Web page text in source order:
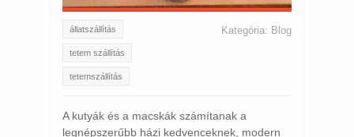
állatszállítás
tetem szállítás
tetemszállítás
Kategória: Blog
A kutyák és a macskák számítanak a
legnépszerűbb házi kedvenceknek, modern